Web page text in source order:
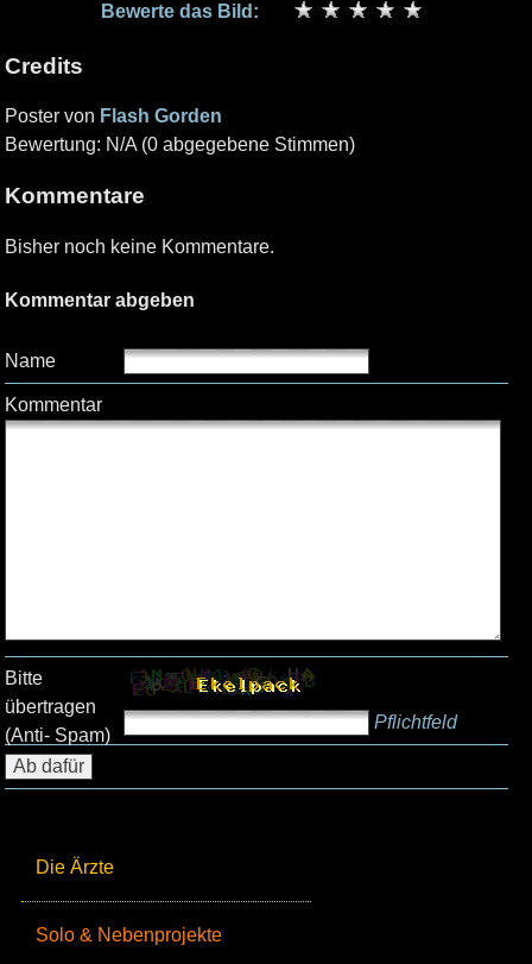
Die Ärzte
Solo & Nebenprojekte
Bewerte das Bild:
Credits
Poster von Flash Gorden
Bewertung: N/A (0 abgegebene Stimmen)
Kommentare
Bisher noch keine Kommentare.
Kommentar abgeben
Name
Kommentar
Bitte
übertragen
(Anti- Spam)
Pflichtfeld